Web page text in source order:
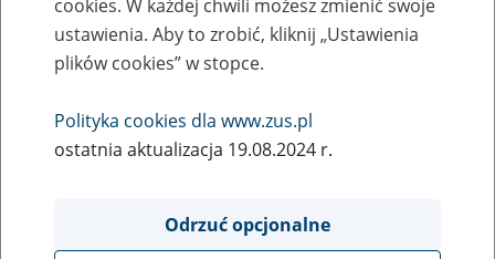
Zaproś ZUS do siebie - zakładanie profili
eZUS w siedzibie Twojej firmy
Rodzaj wydarzenia
Szkolenia
Obszar merytoryczny
obsługa klientów
cookies. W każdej chwili możesz zmienić swoje
ustawienia. Aby to zrobić, kliknij „Ustawienia
plików cookies” w stopce.
Polityka cookies dla www.zus.pl
ostatnia aktualizacja 19.08.2024 r.
Odrzuć opcjonalne